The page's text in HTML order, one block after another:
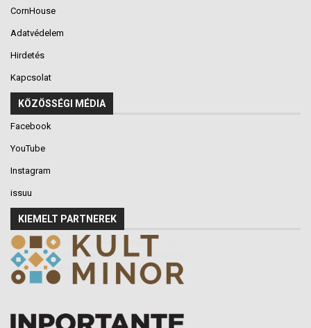
CornHouse
Adatvédelem
Hirdetés
Kapcsolat
KÖZÖSSÉGI MÉDIA
Facebook
YouTube
Instagram
issuu
KIEMELT PARTNEREK